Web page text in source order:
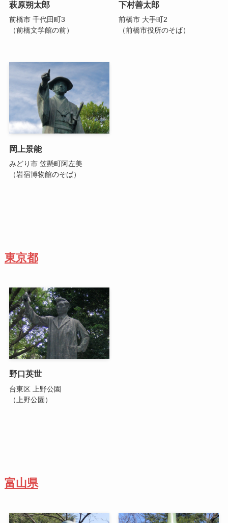
萩原朔太郎
前橋市 千代田町3
（前橋文学館の前）
下村善太郎
前橋市 大手町2
（前橋市役所のそば）
岡上景能
みどり市 笠懸町阿左美
（岩宿博物館のそば）
東京都
野口英世
台東区 上野公園
（上野公園）
富山県